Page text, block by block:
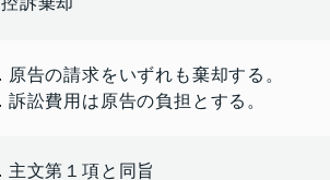
原告の請求をいずれも棄却する。
訴訟費用は原告の負担とする。
主文第１項と同旨